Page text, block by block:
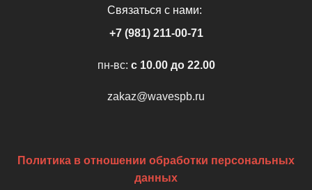
Связаться с нами:
+7 (981) 211-00-71
пн-вс: c 10.00 до 22.00
zakaz@wavespb.ru
Политика в отношении обработки персональных
данных